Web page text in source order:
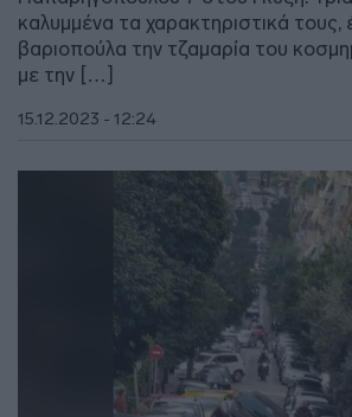
καλυμμένα τα χαρακτηριστικά
βαριοπούλα την τζαμαρία του
με την […]
15.12.2023 - 12:24